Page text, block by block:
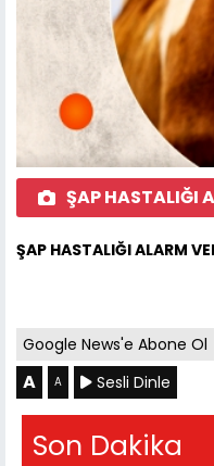
ŞAP HASTALIĞI
ŞAP HASTALIĞI ALARM
Google News'e Abone Ol
A A Sesli Dinle
Son Dakika